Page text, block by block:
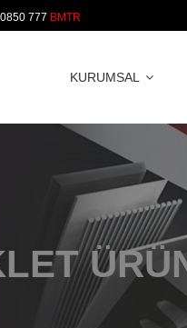
777
KURUMSAL